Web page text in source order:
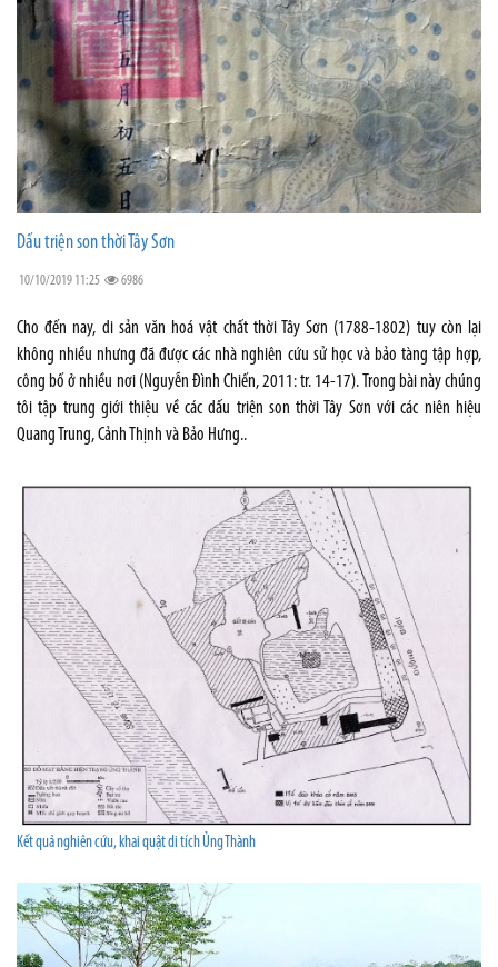
Dấu triện son thời Tây Sơn
10/10/2019 11:25 6986
Cho đến nay, di sản văn hoá vật chất thời Tây Sơn (1788-1802) tuy còn lại
không nhiều nhưng đã được các nhà nghiên cứu sử học và bảo tàng tập hợp,
công bố ở nhiều nơi (Nguyễn Đình Chiến, 2011: tr. 14-17). Trong bài này chúng
tôi tập trung giới thiệu về các dấu triện son thời Tây Sơn với các niên hiệu
Quang Trung, Cảnh Thịnh và Bảo Hưng..
Kết quả nghiên cứu, khai quật di tích Ủng Thành